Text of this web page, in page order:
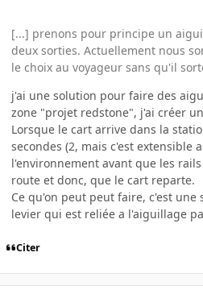
[...] prenons pour principe un
deux sorties. Actuellement nous
le choix au voyageur sans qu'il
j'ai une solution pour faire des
zone "projet redstone", j'ai créer
Lorsque le cart arrive dans la
secondes (2, mais c'est extensible
l'environnement avant que les
route et donc, que le cart reparte.
Ce qu'on peut peut faire, c'est une
levier qui est reliée a l'aiguillage
Citer